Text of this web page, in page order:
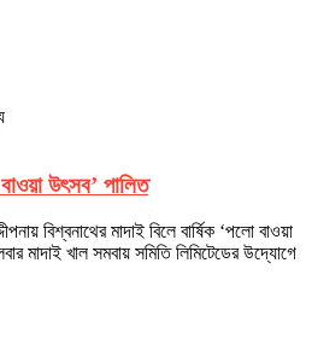
উৎসব’ পালিত
বিশ্বনাথের মাদাই বিলে বার্ষিক ‘পলো বাওয়া
মাদাই খাল সমবায় সমিতি লিমিটেডের উদ্যোগে